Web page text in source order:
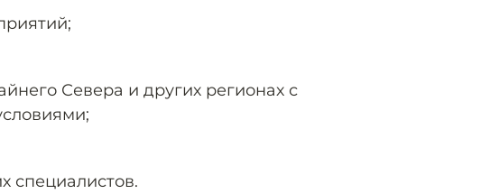
Севера и других регионах с
специалистов.